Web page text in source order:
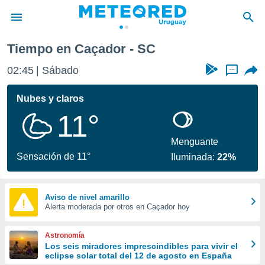
de
ha
calidad.
a este
las
y
forma
digital
basada
Tiempo en Caçador - SC
02:45 Sábado ...
Nubes y claros
11°
Sensación de 11°
Menguante
Iluminada:22%
Aviso de nivel amarillo
Alerta moderada por otros en Caçador hoy
Astronomía
Los seis miradores imprescindibles para vivir el
eclipse solar total del 12 de agosto en España